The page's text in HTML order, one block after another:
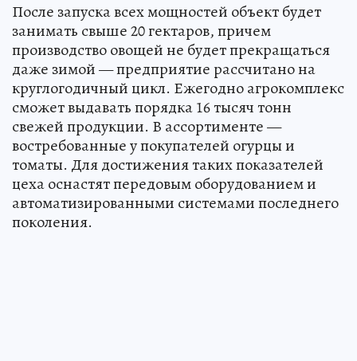
После запуска всех мощностей объект будет
занимать свыше 20 гектаров, причем
производство овощей не будет прекращаться
даже зимой — предприятие рассчитано на
круглогодичный цикл. Ежегодно агрокомплекс
сможет выдавать порядка 16 тысяч тонн
свежей продукции. В ассортименте —
востребованные у покупателей огурцы и
томаты. Для достижения таких показателей
цеха оснастят передовым оборудованием и
автоматизированными системами последнего
поколения.